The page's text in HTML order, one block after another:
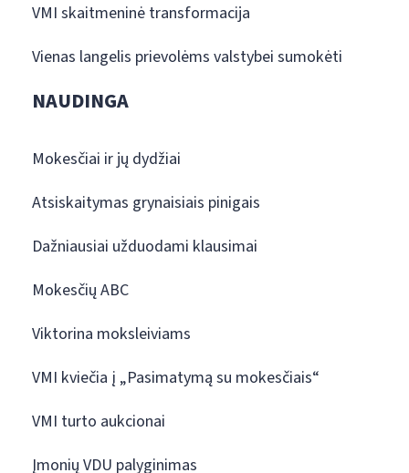
VMI skaitmeninė transformacija
Vienas langelis prievolėms valstybei sumokėti
NAUDINGA
Mokesčiai ir jų dydžiai
Atsiskaitymas grynaisiais pinigais
Dažniausiai užduodami klausimai
Mokesčių ABC
Viktorina moksleiviams
VMI kviečia į „Pasimatymą su mokesčiais“
VMI turto aukcionai
Įmonių VDU palyginimas